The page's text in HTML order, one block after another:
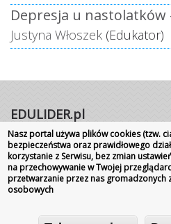
Depresja u nastolatków
Justyna Włoszek (Edukator)
EDULIDER.pl
Portal internetowy | Rok
Wszelkie prawa
szkoły
Nasz portal używa plików cookies (tzw.
bezpieczeństwa oraz prawidłowego
korzystanie z Serwisu, bez zmian
na przechowywanie w Twojej
przetwarzanie przez nas gromadzonych
osobowych